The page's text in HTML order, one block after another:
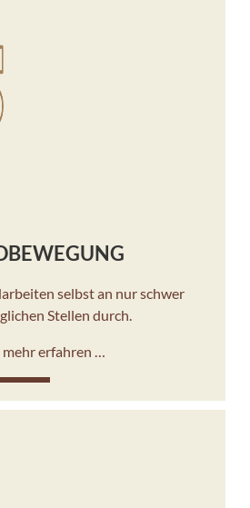
selbst an nur schwer
Stellen durch.
mehr erfahren …